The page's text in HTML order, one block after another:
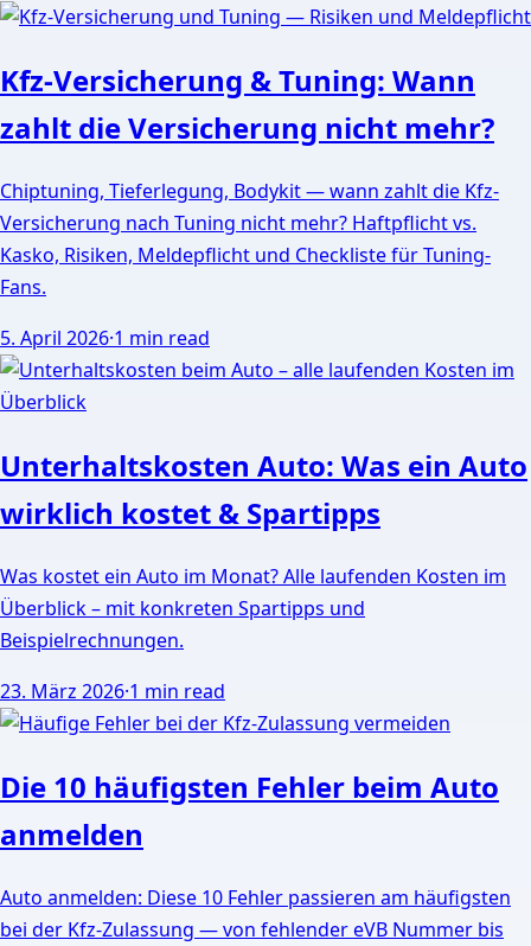
Kfz-Versicherung & Tuning: Wann
zahlt die Versicherung nicht mehr?
Chiptuning, Tieferlegung, Bodykit — wann zahlt die Kfz-
Versicherung nach Tuning nicht mehr? Haftpflicht vs.
Kasko, Risiken, Meldepflicht und Checkliste für Tuning-
Fans.
5. April 2026·1 min read
Unterhaltskosten Auto: Was ein Auto
wirklich kostet & Spartipps
Was kostet ein Auto im Monat? Alle laufenden Kosten im
Überblick – mit konkreten Spartipps und
Beispielrechnungen.
23. März 2026·1 min read
Die 10 häufigsten Fehler beim Auto
anmelden
Auto anmelden: Diese 10 Fehler passieren am häufigsten
bei der Kfz-Zulassung — von fehlender eVB Nummer bis